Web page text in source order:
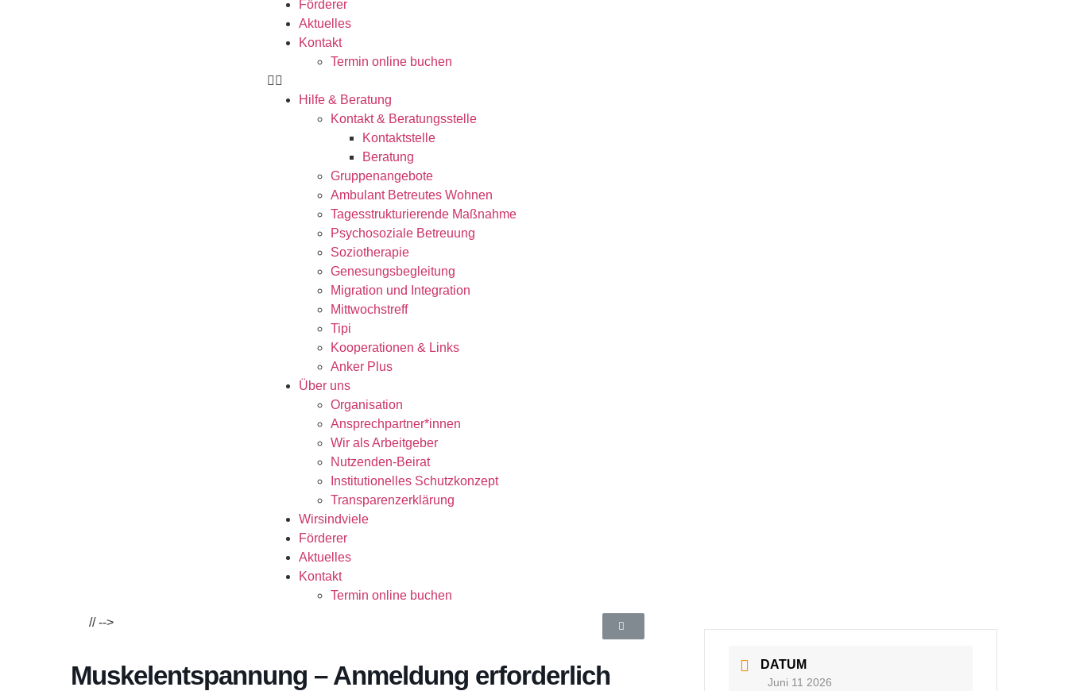
Förderer
Aktuelles
Kontakt
Termin online buchen
Hilfe & Beratung
Kontakt & Beratungsstelle
Kontaktstelle
Beratung
Gruppenangebote
Ambulant Betreutes Wohnen
Tagesstrukturierende Maßnahme
Psychosoziale Betreuung
Soziotherapie
Genesungsbegleitung
Migration und Integration
Mittwochstreff
Tipi
Kooperationen & Links
Anker Plus
Über uns
Organisation
Ansprechpartner*innen
Wir als Arbeitgeber
Nutzenden-Beirat
Institutionelles Schutzkonzept​
Transparenzerklärung
Wirsindviele
Förderer
Aktuelles
Kontakt
Termin online buchen
//-->
Muskelentspannung – Anmeldung erforderlich DATUM
Juni 11 2026